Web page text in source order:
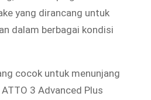
yang dirancang untuk
dalam berbagai kondisi
cocok untuk menunjang
3 Advanced Plus